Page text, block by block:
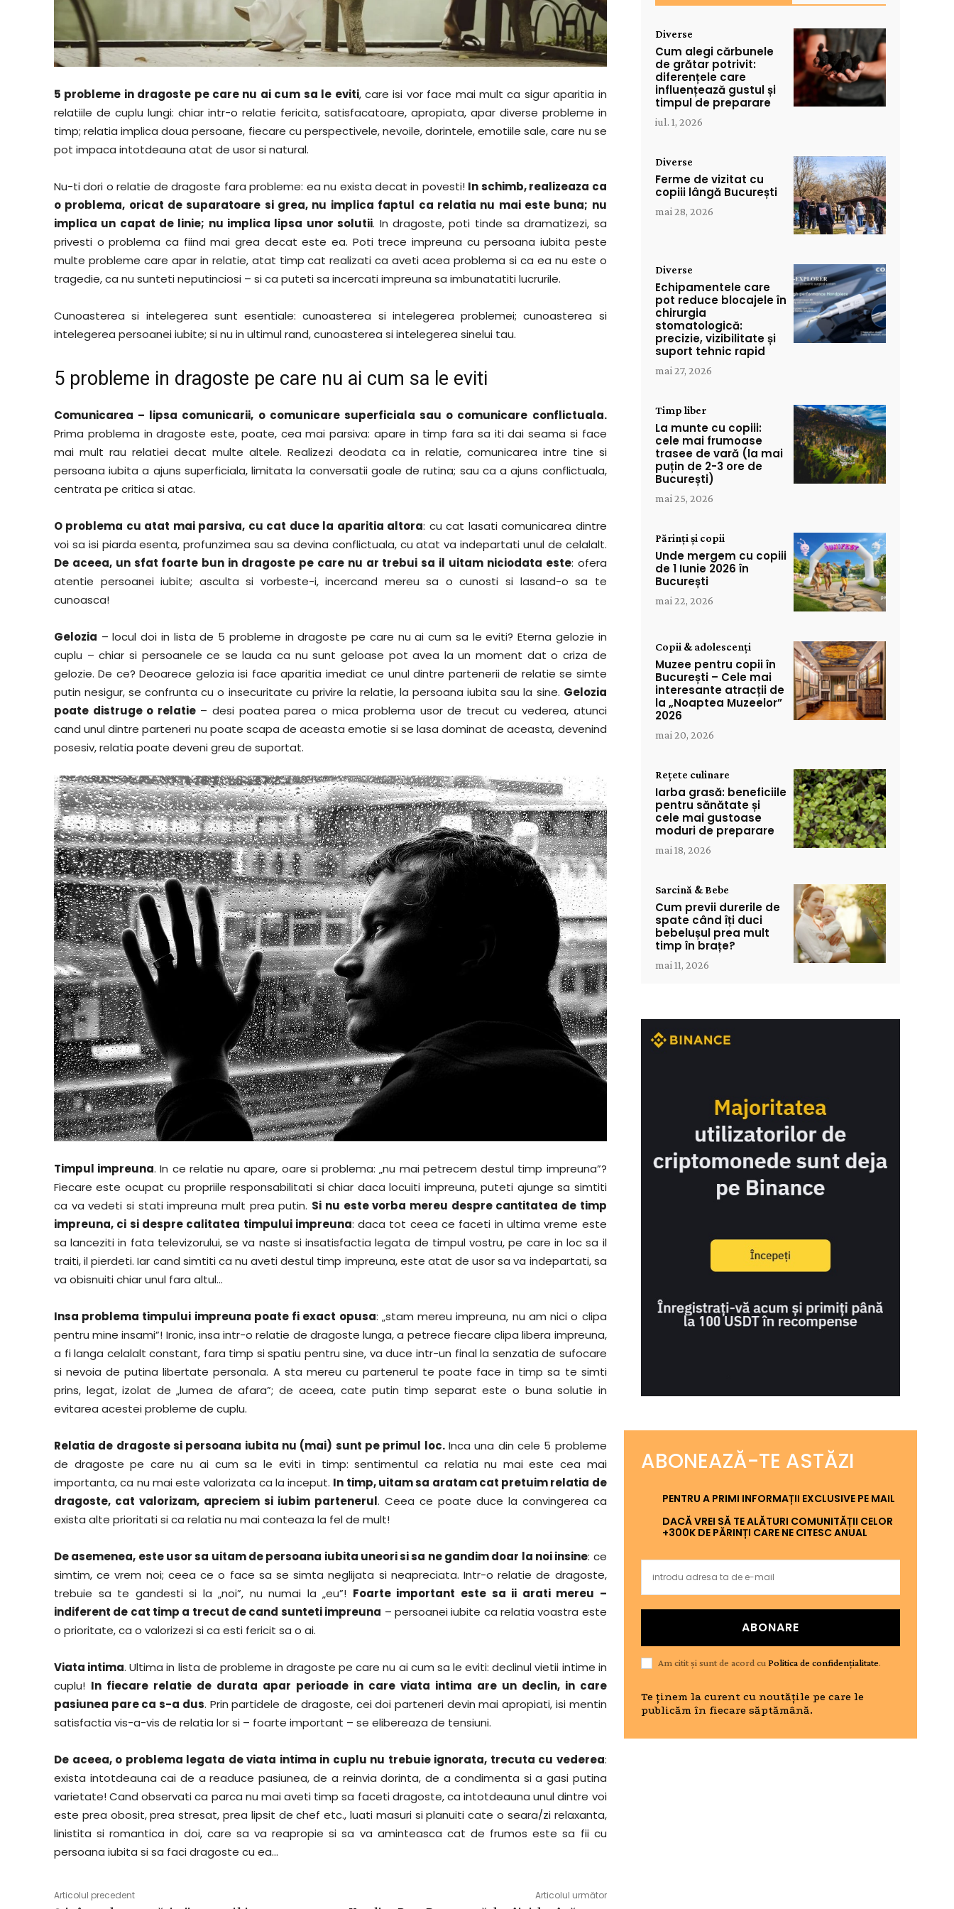
5 probleme in dragoste pe care nu ai cum sa le eviti, care isi vor face mai mult ca sigur aparitia in
relatiile de cuplu lungi: chiar intr-o relatie fericita, satisfacatoare, apropiata, apar diverse probleme in
timp; relatia implica doua persoane, fiecare cu perspectivele, nevoile, dorintele, emotiile sale, care nu se
pot impaca intotdeauna atat de usor si natural.
Nu-ti dori o relatie de dragoste fara probleme: ea nu exista decat in povesti! In schimb, realizeaza ca
o problema, oricat de suparatoare si grea, nu implica faptul ca relatia nu mai este buna; nu
implica un capat de linie; nu implica lipsa unor solutii. In dragoste, poti tinde sa dramatizezi, sa
privesti o problema ca fiind mai grea decat este ea. Poti trece impreuna cu persoana iubita peste
multe probleme care apar in relatie, atat timp cat realizati ca aveti acea problema si ca ea nu este o
tragedie, ca nu sunteti neputinciosi – si ca puteti sa incercati impreuna sa imbunatatiti lucrurile.
Cunoasterea si intelegerea sunt esentiale: cunoasterea si intelegerea problemei; cunoasterea si
intelegerea persoanei iubite; si nu in ultimul rand, cunoasterea si intelegerea sinelui tau.
5 probleme in dragoste pe care nu ai cum sa le eviti
Comunicarea – lipsa comunicarii, o comunicare superficiala sau o comunicare conflictuala.
Prima problema in dragoste este, poate, cea mai parsiva: apare in timp fara sa iti dai seama si face
mai mult rau relatiei decat multe altele. Realizezi deodata ca in relatie, comunicarea intre tine si
persoana iubita a ajuns superficiala, limitata la conversatii goale de rutina; sau ca a ajuns conflictuala,
centrata pe critica si atac.
O problema cu atat mai parsiva, cu cat duce la aparitia altora: cu cat lasati comunicarea dintre
voi sa isi piarda esenta, profunzimea sau sa devina conflictuala, cu atat va indepartati unul de celalalt.
De aceea, un sfat foarte bun in dragoste pe care nu ar trebui sa il uitam niciodata este: ofera
atentie persoanei iubite; asculta si vorbeste-i, incercand mereu sa o cunosti si lasand-o sa te
cunoasca!
Gelozia – locul doi in lista de 5 probleme in dragoste pe care nu ai cum sa le eviti? Eterna gelozie in
cuplu – chiar si persoanele ce se lauda ca nu sunt geloase pot avea la un moment dat o criza de
gelozie. De ce? Deoarece gelozia isi face aparitia imediat ce unul dintre partenerii de relatie se simte
putin nesigur, se confrunta cu o insecuritate cu privire la relatie, la persoana iubita sau la sine. Gelozia
poate distruge o relatie– desi poatea parea o mica problema usor de trecut cu vederea, atunci
cand unul dintre parteneri nu poate scapa de aceasta emotie si se lasa dominat de aceasta, devenind
posesiv, relatia poate deveni greu de suportat.
Timpul impreuna. In ce relatie nu apare, oare si problema: „nu mai petrecem destul timp impreuna”?
Fiecare este ocupat cu propriile responsabilitati si chiar daca locuiti impreuna, puteti ajunge sa simtiti
ca va vedeti si stati impreuna mult prea putin. Si nu este vorba mereu despre cantitatea de timp
impreuna, ci si despre calitatea timpului impreuna: daca tot ceea ce faceti in ultima vreme este
sa lanceziti in fata televizorului, se va naste si insatisfactia legata de timpul vostru, pe care in loc sa il
traiti, il pierdeti. Iar cand simtiti ca nu aveti destul timp impreuna, este atat de usor sa va indepartati, sa
va obisnuiti chiar unul fara altul…
Insa problema timpului impreuna poate fi exact opusa: „stam mereu impreuna, nu am nici o clipa
pentru mine insami”! Ironic, insa intr-o relatie de dragoste lunga, a petrece fiecare clipa libera impreuna,
a fi langa celalalt constant, fara timp si spatiu pentru sine, va duce intr-un final la senzatia de sufocare
si nevoia de putina libertate personala. A sta mereu cu partenerul te poate face in timp sa te simti
prins, legat, izolat de „lumea de afara”; de aceea, cate putin timp separat este o buna solutie in
evitarea acestei probleme de cuplu.
Relatia de dragoste si persoana iubita nu (mai) sunt pe primul loc.Inca una din cele 5 probleme
de dragoste pe care nu ai cum sa le eviti in timp: sentimentul ca relatia nu mai este cea mai
importanta, ca nu mai este valorizata ca la inceput. In timp, uitam sa aratam cat pretuim relatia de
dragoste, cat valorizam, apreciem si iubim partenerul. Ceea ce poate duce la convingerea ca
exista alte prioritati si ca relatia nu mai conteaza la fel de mult!
De asemenea, este usor sa uitam de persoana iubita uneori si sa ne gandim doar la noi insine: ce
simtim, ce vrem noi; ceea ce o face sa se simta neglijata si neapreciata. Intr-o relatie de dragoste,
trebuie sa te gandesti si la „noi”, nu numai la „eu”! Foarte important este sa ii arati mereu –
indiferent de cat timp a trecut de cand sunteti impreuna – persoanei iubite ca relatia voastra este
o prioritate, ca o valorizezi si ca esti fericit sa o ai.
Viata intima. Ultima in lista de probleme in dragoste pe care nu ai cum sa le eviti: declinul vietii intime in
cuplu! In fiecare relatie de durata apar perioade in care viata intima are un declin, in care
pasiunea pare ca s-a dus. Prin partidele de dragoste, cei doi parteneri devin mai apropiati, isi mentin
satisfactia vis-a-vis de relatia lor si – foarte important – se elibereaza de tensiuni.
De aceea, o problema legata de viata intima in cuplu nu trebuie ignorata, trecuta cu vederea:
exista intotdeauna cai de a readuce pasiunea, de a reinvia dorinta, de a condimenta si a gasi putina
varietate! Cand observati ca parca nu mai aveti timp sa faceti dragoste, ca intotdeauna unul dintre voi
este prea obosit, prea stresat, prea lipsit de chef etc., luati masuri si planuiti cate o seara/zi relaxanta,
linistita si romantica in doi, care sa va reapropie si sa va aminteasca cat de frumos este sa fii cu
persoana iubita si sa faci dragoste cu ea…
Articolul precedent Articolul următor
Diverse
Cum alegi cărbunele
de grătar potrivit:
diferențele care
influențează gustul și
timpul de preparare
iul. 1, 2026
Diverse
Ferme de vizitat cu
copiii lângă București
mai 28, 2026
Diverse
Echipamentele care
pot reduce blocajele în
chirurgia
stomatologică:
precizie, vizibilitate și
suport tehnic rapid
mai 27, 2026
Timp liber
La munte cu copiii:
cele mai frumoase
trasee de vară (la mai
puțin de 2-3 ore de
București)
mai 25, 2026
Părinți și copii
Unde mergem cu copiii
de 1 Iunie 2026 în
București
mai 22, 2026
Copii & adolescenți
Muzee pentru copii în
București – Cele mai
interesante atracții de
la „Noaptea Muzeelor”
2026
mai 20, 2026
Rețete culinare
Iarba grasă: beneficiile
pentru sănătate și
cele mai gustoase
moduri de preparare
mai 18, 2026
Sarcină & Bebe
Cum previi durerile de
spate când îți duci
bebelușul prea mult
timp în brațe?
mai 11, 2026
ABONEAZĂ-TE ASTĂZI
PENTRU A PRIMI INFORMAȚII EXCLUSIVE PE MAIL
DACĂ VREI SĂ TE ALĂTURI COMUNITĂȚII CELOR
+300K DE PĂRINȚI CARE NE CITESC ANUAL
ABONARE
Am citit și sunt de acord cuPolitica de confidențialitate.
Te ținem la curent cu noutățile pe care le
publicăm în fiecare săptămână.